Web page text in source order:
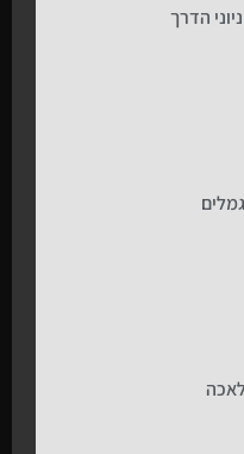
הדרך